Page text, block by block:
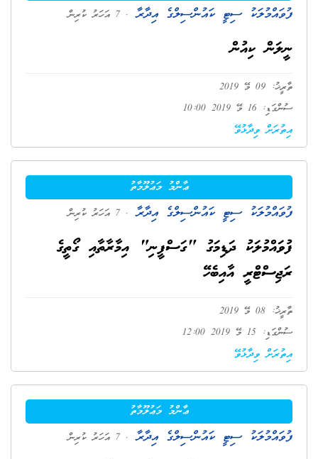
ފުވައްމުލަކު ސިޓީ ކައުންސިލްގެ އިދާރާ . 7 އަހަރު ކުރިން
ނީލަން ކިއުން
ތާރީޚު: 09 މޭ 2019
ސުންގަޑި: 16 މޭ 2019 10:00
އިތުރަށް ވިދާޅުވޭ
ޢާންމު މަޢުލޫމާތު
ފުވައްމުލަކު ސިޓީ ކައުންސިލްގެ އިދާރާ . 7 އަހަރު ކުރިން
ފުވައްމުލަކު ދަޑިމަގު "ގަސްފީނި" އިމާރާތާއި ގޯތީގެ
ރަޖިސްޓްރީ އާއިބެހޭ
ތާރީޚު: 08 މޭ 2019
ސުންގަޑި: 15 މޭ 2019 12:00
އިތުރަށް ވިދާޅުވޭ
ޢާންމު މަޢުލޫމާތު
ފުވައްމުލަކު ސިޓީ ކައުންސިލްގެ އިދާރާ . 7 އަހަރު ކުރިން